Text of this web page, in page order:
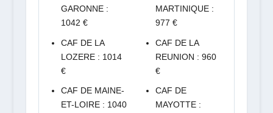
GARONNE :
1042 €
CAF DE LA
LOZERE : 1014
€
CAF DE MAINE-
ET-LOIRE : 1040
MARTINIQUE :
977 €
CAF DE LA
REUNION : 960
€
CAF DE
MAYOTTE :